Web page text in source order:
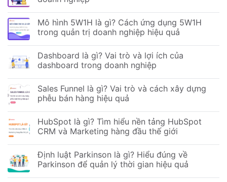
Mô hình 5W1H là gì? Cách ứng dụng 5W1H
trong quản trị doanh nghiệp hiệu quả
Dashboard là gì? Vai trò và lợi ích của
dashboard trong doanh nghiệp
Sales Funnel là gì? Vai trò và cách xây dựng
phễu bán hàng hiệu quả
HubSpot là gì? Tìm hiểu nền tảng HubSpot
CRM và Marketing hàng đầu thế giới
Định luật Parkinson là gì? Hiểu đúng về
Parkinson để quản lý thời gian hiệu quả